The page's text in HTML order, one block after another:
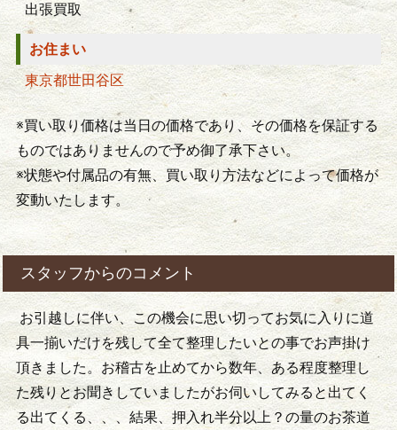
出張買取
お住まい
東京都世田谷区
※買い取り価格は当日の価格であり、その価格を保証する
ものではありませんので予め御了承下さい。
※状態や付属品の有無、買い取り方法などによって価格が
変動いたします。
スタッフからのコメント
お引越しに伴い、この機会に思い切ってお気に入りに道
具一揃いだけを残して全て整理したいとの事でお声掛け
頂きました。お稽古を止めてから数年、ある程度整理し
た残りとお聞きしていましたがお伺いしてみると出てく
る出てくる、、、結果、押入れ半分以上？の量のお茶道